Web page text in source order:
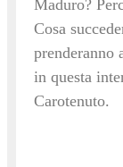
Maduro?
Cosa
prenderanno
in questa
Carotenuto.